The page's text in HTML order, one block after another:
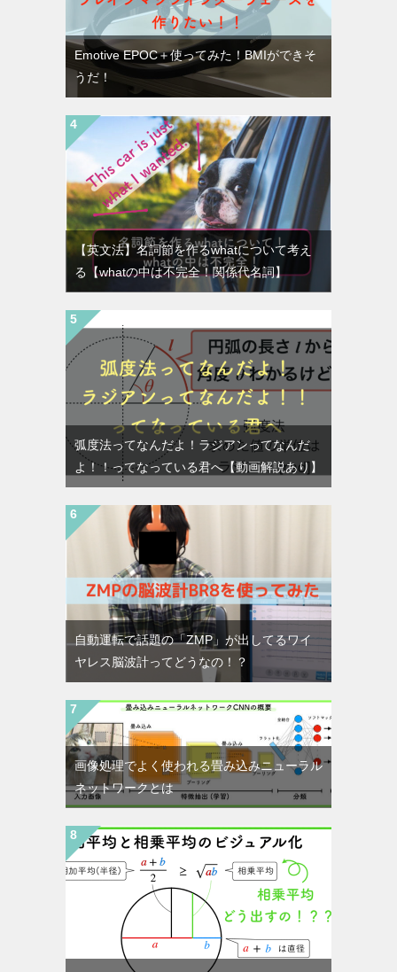
Emotive EPOC＋使ってみた！BMIができそ
うだ！
【英文法】名詞節を作るwhatについて考え
る【whatの中は不完全！関係代名詞】
弧度法ってなんだよ！ラジアンってなんだ
よ！！ってなっている君へ【動画解説あり】
自動運転で話題の「ZMP」が出してるワイ
ヤレス脳波計ってどうなの！？
画像処理でよく使われる畳み込みニューラル
ネットワークとは